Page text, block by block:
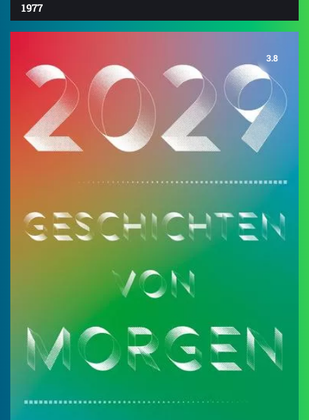
1977
3.8